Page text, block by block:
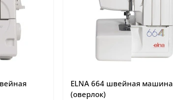
ELNA 664 швейная машина
(оверлок)